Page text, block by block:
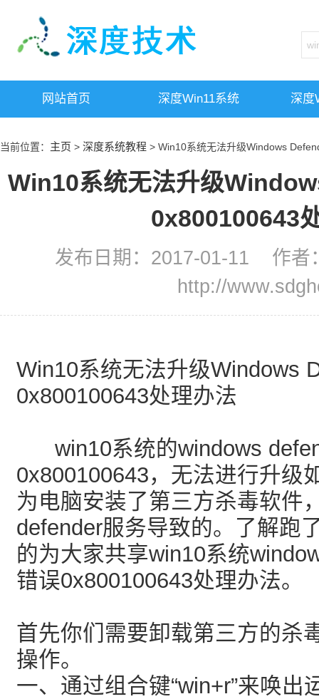
网站首页 深度win11系统 深度
当前位置： 主页 > 深度系统教程 > Win10系统无法升级Windows
Win10系统无法升级
0x800100643
发布日期：2017-01-11 作
http://
Win10系统无法升级Windows
0x800100643处理办法
win10系统的windows
0x800100643，无法进行升级
为电脑安装了第三方杀毒软件
defender服务导致的。了解跑
的为大家共享win10系统
错误0x800100643处理办法。
首先你们需要卸载第三方的杀
操作。
一、通过组合键“win+r”来唤出